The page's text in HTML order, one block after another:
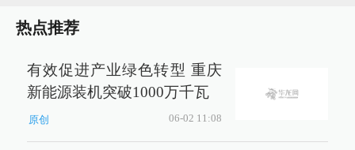
热点推荐
有效促进产业绿色转型 重庆
新能源装机突破1000万千瓦
原创 06-02 11:08